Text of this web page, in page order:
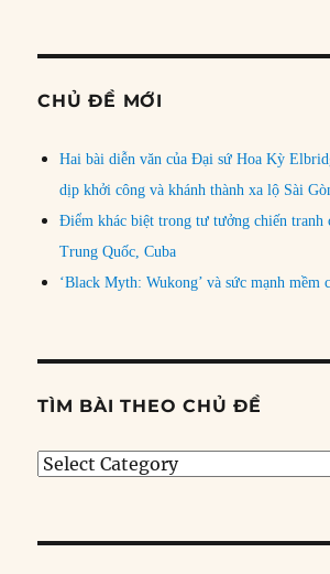
CHỦ ĐỀ MỚI
Hai bài diễn văn của Đại sứ Hoa Kỳ
dịp khởi công và khánh thành xa lộ Sài
Điểm khác biệt trong tư tưởng chiến tranh
Trung Quốc, Cuba
‘Black Myth: Wukong’ và sức mạnh mềm
TÌM BÀI THEO CHỦ ĐỀ
Tìm